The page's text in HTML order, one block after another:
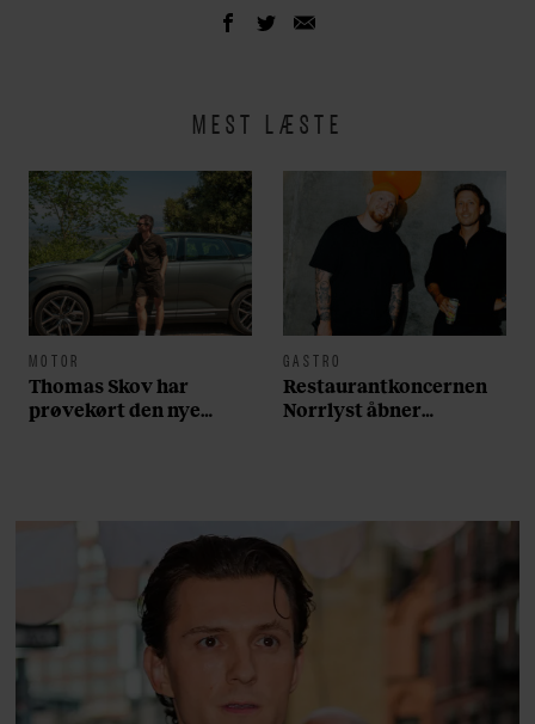
MEST LÆSTE
MOTOR
Thomas Skov har
prøvekørt den nye
GASTRO
Restaurantkoncernen
Norrlyst åbner